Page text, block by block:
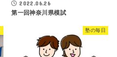
2022.06.26
第一回神奈川県模試
塾の毎日